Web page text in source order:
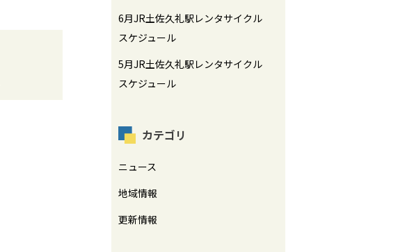
6月JR土佐久礼駅レンタサイクル
スケジュール
5月JR土佐久礼駅レンタサイクル
スケジュール
カテゴリ
ニュース
地域情報
更新情報